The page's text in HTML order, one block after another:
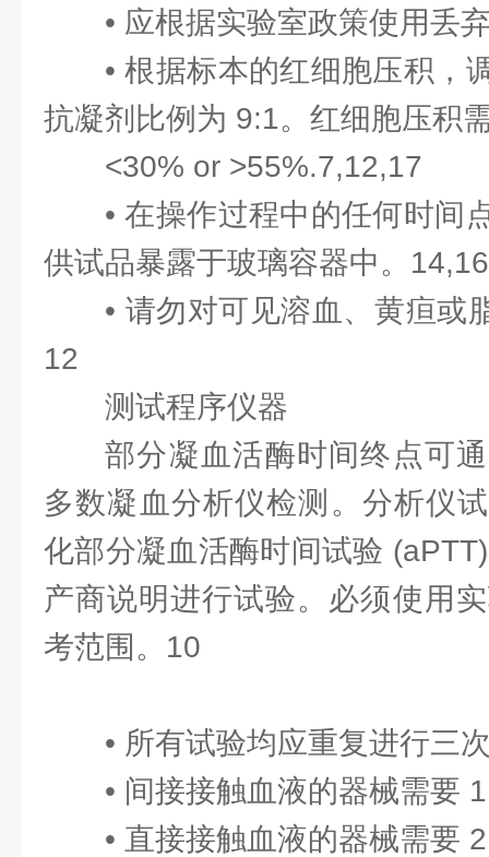
• 应根据实验室政策使用丢
• 根据标本的红细胞压积，
抗凝剂比例为 9:1。红细胞压积
<30% or >55%.7,12,17
• 在操作过程中的任何时间
供试品暴露于玻璃容器中。14,16
• 请勿对可见溶血、黄疸或
12
测试程序仪器
部分凝血活酶时间终点可
多数凝血分析仪检测。分析仪
化部分凝血活酶时间试验
产商说明进行试验。必须使用
考范围。10
• 所有试验均应重复进行三
• 间接接触血液的器械需要
• 直接接触血液的器械需要